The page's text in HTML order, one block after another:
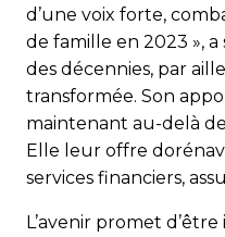
d’une voix forte,
de famille en 2023 »,
des décennies, par
transformée. Son
maintenant au-delà
Elle leur offre
services financiers,
L’avenir promet